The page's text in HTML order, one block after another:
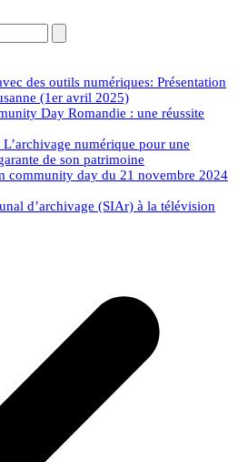
des outils numériques: Présentation
(1er avril 2025)
Day Romandie : une réussite
numérique pour une
de son patrimoine
community day du 21 novembre 2024
d’archivage (SIAr) à la télévision